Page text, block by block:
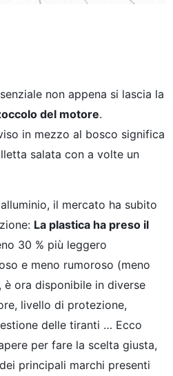
non appena si lascia la
del motore.
in mezzo al bosco significa
salata con a volte un
il mercato ha subito
La plastica ha preso il
30 % più leggero
e meno rumoroso (meno
ora disponibile in diverse
livello di protezione,
delle tiranti … Ecco
per fare la scelta giusta,
principali marchi presenti